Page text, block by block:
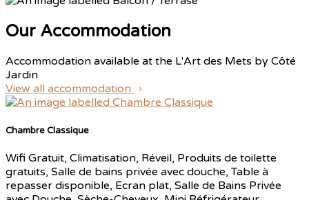
Our Accommodation
Accommodation available at the L'Art des Mets by Côté
Jardin
View all accommodation
Chambre Classique
Wifi Gratuit, Climatisation, Réveil, Produits de toilette
gratuits, Salle de bains privée avec douche, Table à
repasser disponible, Ecran plat, Salle de Bains Privée